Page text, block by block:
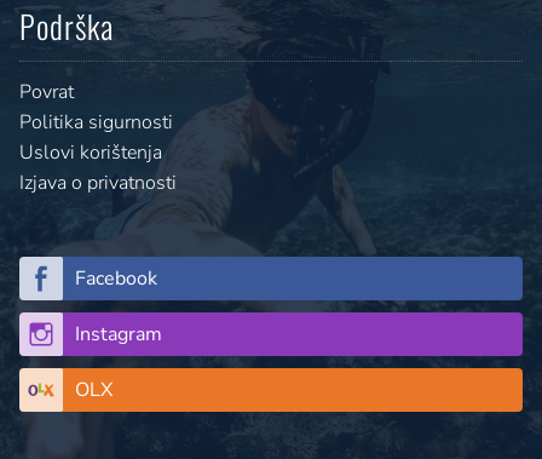
Podrška
Povrat
Politika sigurnosti
Uslovi korištenja
Izjava o privatnosti
Facebook
Instagram
OLX